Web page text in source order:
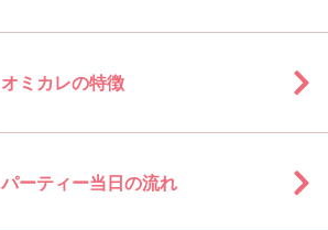
オミカレの特徴
パーティー当日の流れ